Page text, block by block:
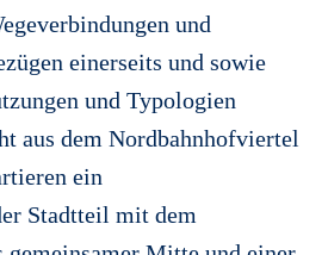
und
einerseits und sowie
und Typologien
aus dem Nordbahnhofviertel
ein
Stadtteil mit dem